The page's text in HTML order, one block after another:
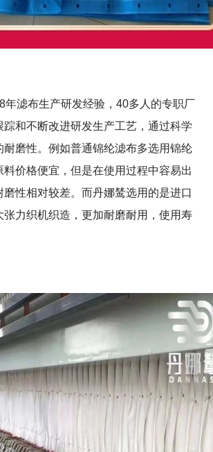
年滤布生产研发经验，40多人的专职厂
踪和不断改进研发生产工艺，通过科学
耐磨性。例如普通锦纶滤布多选用锦纶
价格便宜，但是在使用过程中容易出
性相对较差。而丹娜鸶选用的是进口
张力织机织造，更加耐磨耐用，使用寿